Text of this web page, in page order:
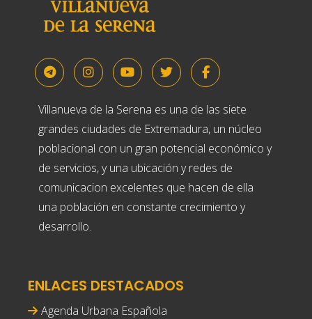
Villanueva de la Serena es una de las siete
grandes ciudades de Extremadura, un núcleo
poblacional con un gran potencial económico y
de servicios, y una ubicación y redes de
comunicacion excelentes que hacen de ella
una población en constante crecimiento y
desarrollo.
ENLACES DESTACADOS
Agenda Urbana Española